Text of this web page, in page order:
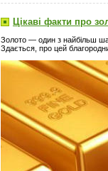
Цікаві факти про
Золото — один з найбільш
Здається, про цей